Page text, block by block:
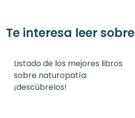
Te interesa leer
Listado de los mejores libros
sobre naturopatía:
¡descúbrelos!